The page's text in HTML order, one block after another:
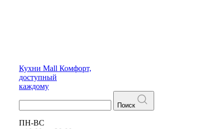
Кухни Mall Комфорт,
доступный
каждому
Поиск
ПН-ВС